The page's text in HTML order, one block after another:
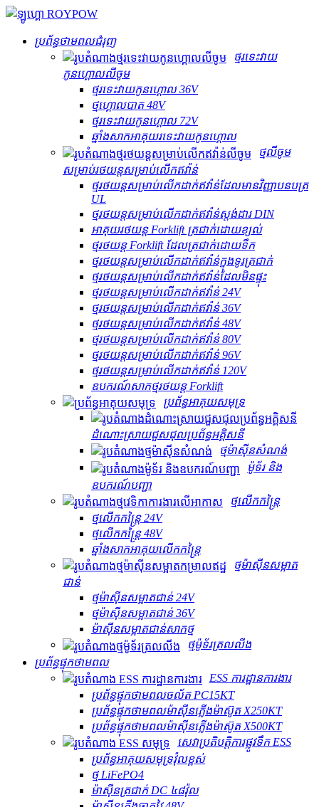
ប្រព័ន្ធថាមពលជំរុញ
ថ្មរទេះវាយ
កូនហ្គោលលីចូម
ថ្មរទេះវាយកូនហ្គោល 36V
ថ្ម​ហ្គោល​បាត 48V
ថ្មរទេះវាយកូនហ្គោល 72V
ឆ្នាំងសាកអាគុយរទេះវាយកូនហ្គោល
ថ្មលីចូម
សម្រាប់រថយន្តសម្រាប់លើកឥវ៉ាន់
ថ្មរថយន្តសម្រាប់លើកដាក់ឥវ៉ាន់ដែលមានវិញ្ញាបនបត្រ
UL
ថ្មរថយន្តសម្រាប់លើកដាក់ឥវ៉ាន់ស្តង់ដារ DIN
អាគុយរថយន្ត Forklift ត្រជាក់ដោយខ្យល់
ថ្មរថយន្ត Forklift ដែលត្រជាក់ដោយទឹក
ថ្មរថយន្តសម្រាប់លើកដាក់ឥវ៉ាន់ក្នុងទូរត្រជាក់
ថ្មរថយន្តសម្រាប់លើកដាក់ឥវ៉ាន់ដែលមិនផ្ទុះ
ថ្មរថយន្តសម្រាប់លើកដាក់ឥវ៉ាន់ 24V
ថ្មរថយន្តសម្រាប់លើកដាក់ឥវ៉ាន់ 36V
ថ្មរថយន្តសម្រាប់លើកដាក់ឥវ៉ាន់ 48V
ថ្មរថយន្តសម្រាប់លើកដាក់ឥវ៉ាន់ 80V
ថ្មរថយន្តសម្រាប់លើកដាក់ឥវ៉ាន់ 96V
ថ្មរថយន្តសម្រាប់លើកដាក់ឥវ៉ាន់ 120V
ឧបករណ៍សាកថ្មរថយន្ត Forklift
ប្រព័ន្ធអាគុយសមុទ្រ
ដំណោះស្រាយ​ជួសជុល​ប្រព័ន្ធ​អគ្គិសនី
ថ្មម៉ាស៊ីនសំណង់
ម៉ូទ័រ និង
ឧបករណ៍បញ្ជា
ថ្មលើកកន្ត្រៃ
ថ្មលើកកន្ត្រៃ 24V
ថ្មលើកកន្ត្រៃ 48V
ឆ្នាំងសាកអាគុយលើកកន្ត្រៃ
ថ្មម៉ាស៊ីនសម្អាត
ជាន់
ថ្មម៉ាស៊ីនសម្អាតជាន់ 24V
ថ្មម៉ាស៊ីនសម្អាតជាន់ 36V
ម៉ាស៊ីនសម្អាតជាន់សាកថ្ម
ថ្មម៉ូទ័រត្រលលីង
ប្រព័ន្ធផ្ទុកថាមពល
ESS ការដ្ឋានការងារ
ប្រព័ន្ធផ្ទុកថាមពលចល័ត PC15KT
ប្រព័ន្ធផ្ទុកថាមពលម៉ាស៊ីនភ្លើងម៉ាស៊ូត X250KT
ប្រព័ន្ធផ្ទុកថាមពលម៉ាស៊ីនភ្លើងម៉ាស៊ូត X500KT
សេវា​ប្រតិបត្តិការ​ផ្លូវទឹក ESS
ប្រព័ន្ធអាគុយសមុទ្រវ៉ុលខ្ពស់
ថ្ម LiFePO4
ម៉ាស៊ីនត្រជាក់ DC ៤៨វ៉ុល